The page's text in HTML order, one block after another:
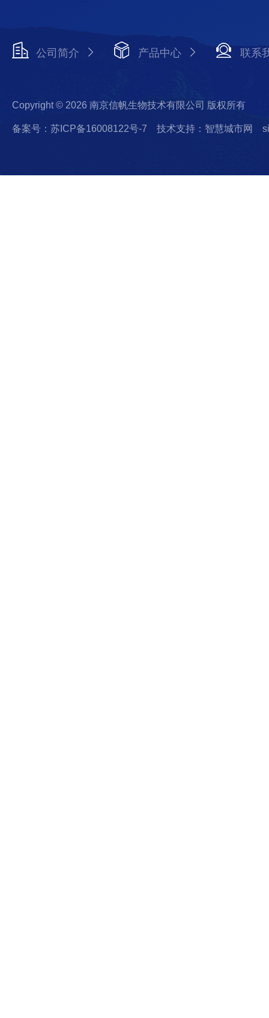
公司简介 产品中心 联系
Copyright © 2026 南京信帆生物技术有限公司 版权所有
备案号：苏ICP备16008122号-7 技术支持：智慧城市网